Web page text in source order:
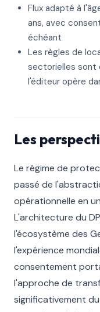
Flux adapté à
ans, avec
échéant
Les règles de
sectorielles sont
l'éditeur opère
Les
Le régime de
passé de
opérationnelle en
L'architecture du
l'écosystème des
l'expérience
consentement
l'approche de
significativement